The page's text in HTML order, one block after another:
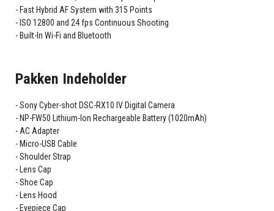
Fast Hybrid AF System with 315 Points
ISO 12800 and 24 fps Continuous Shooting
Built-In Wi-Fi and Bluetooth
Pakken Indeholder
Sony Cyber-shot DSC-RX10 IV Digital Camera
NP-FW50 Lithium-Ion Rechargeable Battery (1020mAh)
AC Adapter
Micro-USB Cable
Shoulder Strap
Lens Cap
Shoe Cap
Lens Hood
Eyepiece Cap